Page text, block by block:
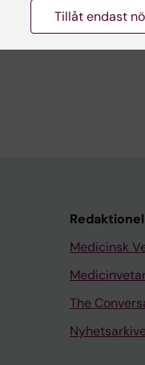
Avhandlingar
Medicinsk
The
Tillåt endast